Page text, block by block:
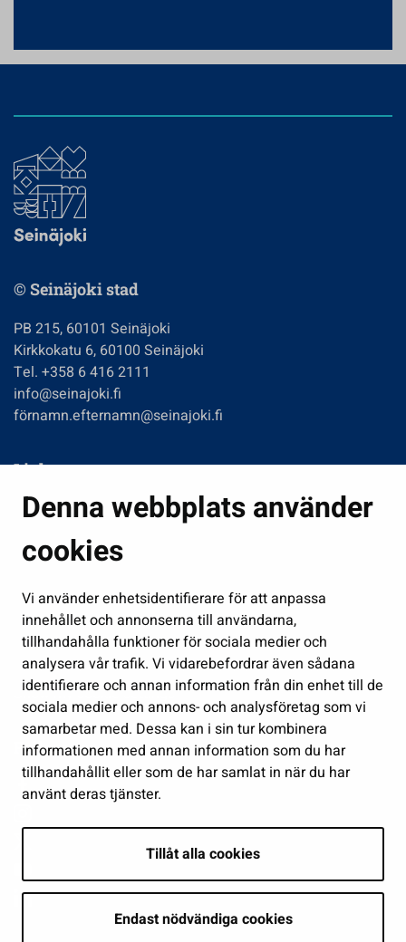
Denna webbplats använder
cookies
Vi använder enhetsidentifierare för att anpassa
innehållet och annonserna till användarna,
tillhandahålla funktioner för sociala medier och
analysera vår trafik. Vi vidarebefordrar även sådana
identifierare och annan information från din enhet till de
sociala medier och annons- och analysföretag som vi
samarbetar med. Dessa kan i sin tur kombinera
informationen med annan information som du har
tillhandahållit eller som de har samlat in när du har
använt deras tjänster.
Tillåt alla cookies
Endast nödvändiga cookies
© Seinäjoki stad
PB 215, 60101 Seinäjoki
Kirkkokatu 6, 60100 Seinäjoki
Tel. +358 6 416 2111
info@seinajoki.fi
förnamn.efternamn@seinajoki.fi
Links
Boende och miljö
Fostran och utbildning
Förvaltning
Jobb och företagsamhet
Delta och sköt ärenden
Show my cookie settings
Follow us